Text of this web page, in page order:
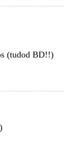
(tudod BD!!)